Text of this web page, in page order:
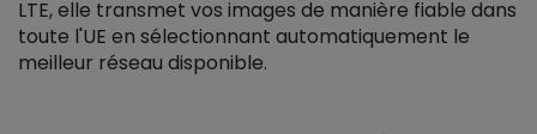
LTE, elle transmet vos images de manière fiable dans
toute l'UE en sélectionnant automatiquement le
meilleur réseau disponible.